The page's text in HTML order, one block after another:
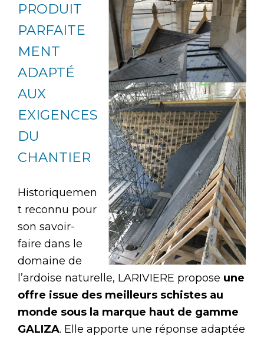
PRODUIT
PARFAITE
MENT
ADAPTÉ
AUX
EXIGENCES
DU
CHANTIER
Historiquemen
t reconnu pour
son savoir-
faire dans le
domaine de
l’ardoise naturelle, LARIVIERE propose une
offre issue des meilleurs schistes au
monde sous la marque haut de gamme
GALIZA. Elle apporte une réponse adaptée